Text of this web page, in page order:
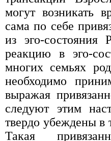
могут возникать
сама по себе
из эго-состояния
реакцию в эго-
многих семьях
необходимо
выражая
следуют этим
твердо убеждены в
Такая